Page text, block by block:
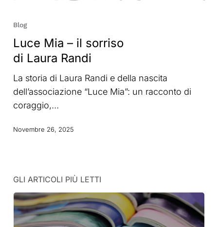
Mia
il
sorriso
di
Laura
Randi
Blog
Luce Mia – il sorriso
di Laura Randi
La storia di Laura Randi e della nascita
dell’associazione “Luce Mia”: un racconto di
coraggio,…
Novembre 26, 2025
GLI ARTICOLI PIÙ LETTI